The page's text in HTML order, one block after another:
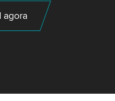
agora